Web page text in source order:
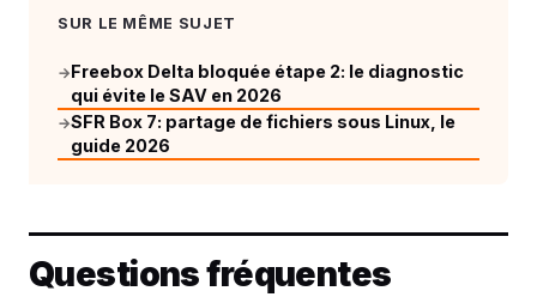
SUR LE MÊME SUJET
→Freebox Delta bloquée étape 2: le diagnostic
qui évite le SAV en 2026
→SFR Box 7: partage de fichiers sous Linux, le
guide 2026
Questions fréquentes